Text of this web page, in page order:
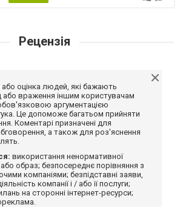
Рецензія
або оцінка людей, які бажають
або враження іншим користувачам
аргументацією
Це допоможе багатьом прийняти
Коментарі призначені для
а також для роз'яснення
використання ненормативної
образ; безпосереднє порівняння з
компаніями; безпідставні заяви,
компанії і / або її послуги;
на сторонні інтернет-ресурси;